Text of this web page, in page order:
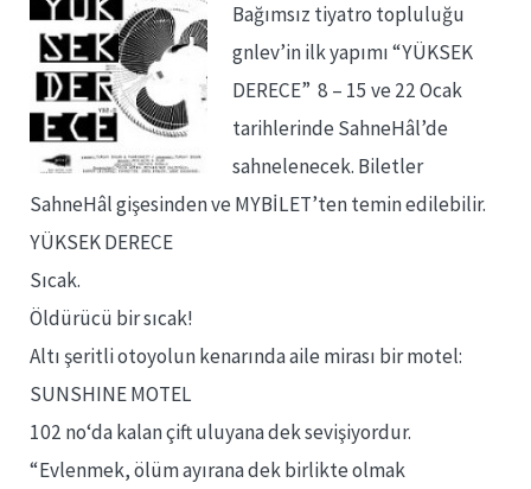
Bağımsız tiyatro topluluğu
gnlev’in ilk yapımı “YÜKSEK
DERECE” 8 – 15 ve 22 Ocak
tarihlerinde SahneHâl’de
sahnelenecek. Biletler
SahneHâl gişesinden ve MYBİLET’ten temin edilebilir.
YÜKSEK DERECE
Sıcak.
Öldürücü bir sıcak!
Altı şeritli otoyolun kenarında aile mirası bir motel:
SUNSHINE MOTEL
102 no‘da kalan çift uluyana dek sevişiyordur.
“Evlenmek, ölüm ayırana dek birlikte olmak